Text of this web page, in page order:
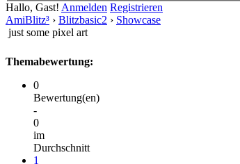
Hallo, Gast! Anmelden Registrieren
AmiBlitz³ › Blitzbasic2 › Showcase
just some pixel art
Themabewertung:
0
Bewertung(en)
-
0
im
Durchschnitt
1